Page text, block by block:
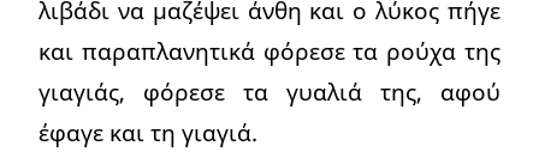
λιβάδι να μαζέψει άνθη και ο λύκος πήγε
και παραπλανητικά φόρεσε τα ρούχα της
γιαγιάς, φόρεσε τα γυαλιά της, αφού
έφαγε και τη γιαγιά.